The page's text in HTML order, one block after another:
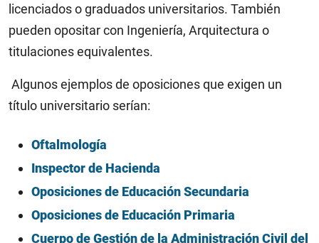
licenciados o graduados universitarios. También
pueden opositar con Ingeniería, Arquitectura o
titulaciones equivalentes.
Algunos ejemplos de oposiciones que exigen un
título universitario serían:
Oftalmología
Inspector de Hacienda
Oposiciones de Educación Secundaria
Oposiciones de Educación Primaria
Cuerpo de Gestión de la Administración Civil del